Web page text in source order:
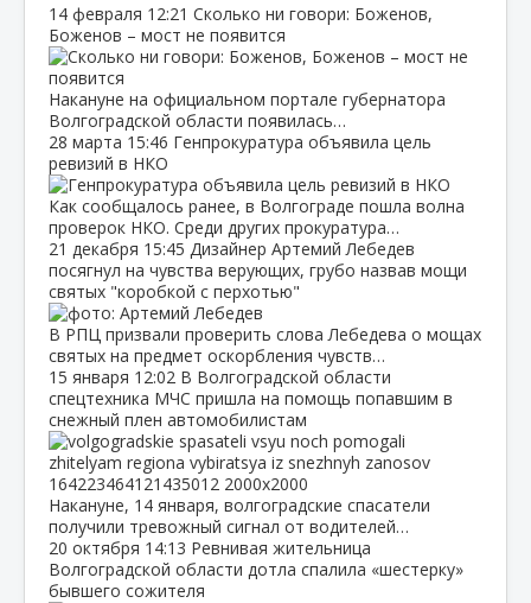
14 февраля 12:21 Сколько ни говори: Боженов,
Боженов – мост не появится
Накануне на официальном портале губернатора
Волгоградской области появилась…
28 марта 15:46 Генпрокуратура объявила цель
ревизий в НКО
Как сообщалось ранее, в Волгограде пошла волна
проверок НКО. Среди других прокуратура…
21 декабря 15:45 Дизайнер Артемий Лебедев
посягнул на чувства верующих, грубо назвав мощи
святых "коробкой с перхотью"
В РПЦ призвали проверить слова Лебедева о мощах
святых на предмет оскорбления чувств…
15 января 12:02 В Волгоградской области
спецтехника МЧС пришла на помощь попавшим в
снежный плен автомобилистам
Накануне, 14 января, волгоградские спасатели
получили тревожный сигнал от водителей…
20 октября 14:13 Ревнивая жительница
Волгоградской области дотла спалила «шестерку»
бывшего сожителя